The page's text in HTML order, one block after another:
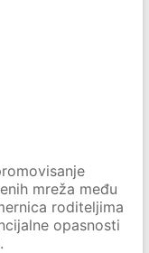
mreža među
roditeljima
opasnosti